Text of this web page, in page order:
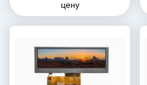
подсветкой
цену